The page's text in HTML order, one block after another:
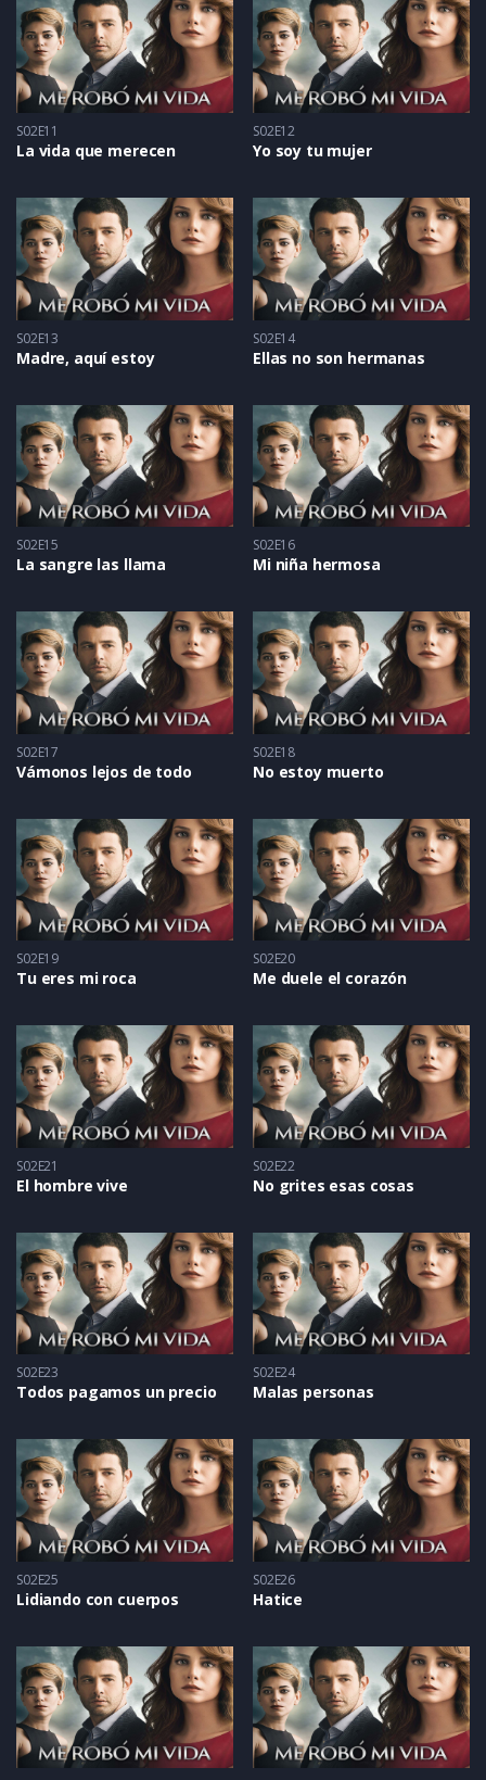
S02E11
La vida que merecen
S02E12
Yo soy tu mujer
S02E13
Madre, aquí estoy
S02E14
Ellas no son hermanas
S02E15
La sangre las llama
S02E16
Mi niña hermosa
S02E17
Vámonos lejos de todo
S02E18
No estoy muerto
S02E19
Tu eres mi roca
S02E20
Me duele el corazón
S02E21
El hombre vive
S02E22
No grites esas cosas
S02E23
Todos pagamos un precio
S02E24
Malas personas
S02E25
Lidiando con cuerpos
S02E26
Hatice